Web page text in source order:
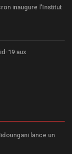
inaugure l’Institut
19 aux
lance un